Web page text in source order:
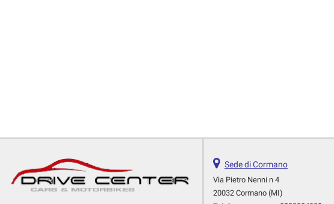
Sede di Cormano
Via Pietro Nenni n 4
20032 Cormano (MI)